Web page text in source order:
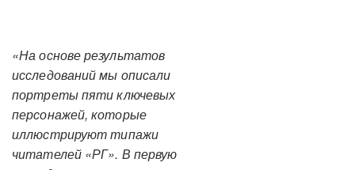
«На основе результатов
исследований мы описали
портреты пяти ключевых
персонажей, которые
иллюстрируют типажи
читателей «РГ». В первую